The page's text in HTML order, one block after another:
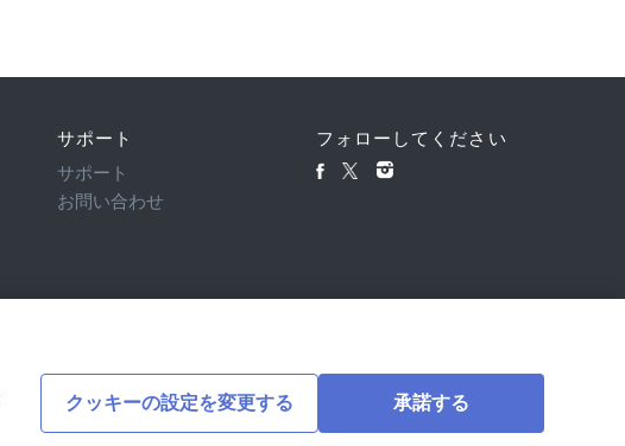
承諾する
クッキーの設定を変更する
サポート
サポート
お問い合わせ
フォローしてください